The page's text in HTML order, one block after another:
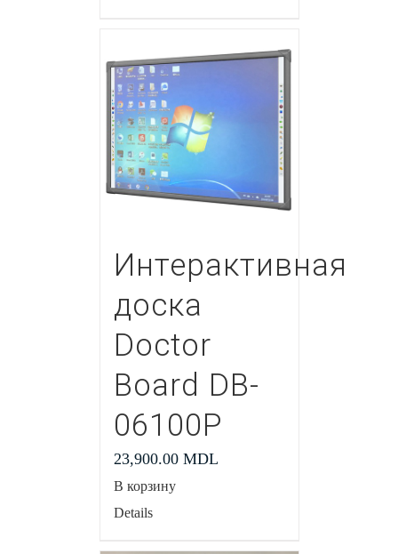
Интерактивная
доска
Doctor
Board DB-
06100P
23,900.00 MDL
В корзину
Details